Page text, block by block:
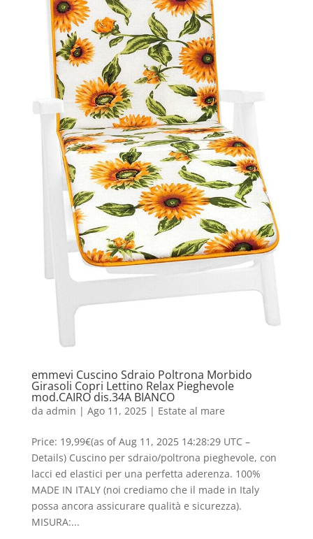
emmevi Cuscino Sdraio Poltrona Morbido
Girasoli Copri Lettino Relax Pieghevole
mod.CAIRO dis.34A BIANCO
da admin | Ago 11, 2025| Estate al mare
Price: 19,99€(as of Aug 11, 2025 14:28:29 UTC –
Details) Cuscino per sdraio/poltrona pieghevole, con
lacci ed elastici per una perfetta aderenza. 100%
MADE IN ITALY (noi crediamo che il made in Italy
possa ancora assicurare qualità e sicurezza).
MISURA:...